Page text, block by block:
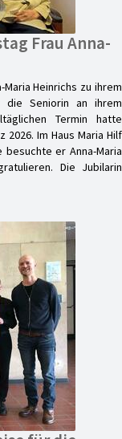
Frau Anna-
Heinrichs zu ihrem
die Seniorin an ihrem
Termin hatte
Im Haus Maria Hilf
er Anna-Maria
Die Jubilarin